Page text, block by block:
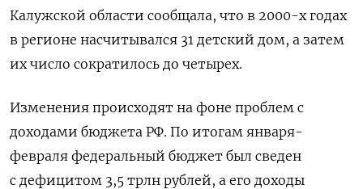
Калужской области сообщала, что в 2000-х годах
в регионе насчитывался 31 детский дом, а затем
их число сократилось до четырех.
Изменения происходят на фоне проблем с
доходами бюджета РФ. По итогам января-
февраля федеральный бюджет был сведен
с дефицитом 3,5 трлн рублей, а его доходы